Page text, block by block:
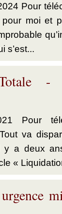
Pour
moi et
s’est...
Pour
va
y a deux
«